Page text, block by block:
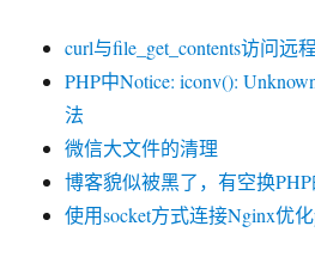
curl与file_get_contents访问远
PHP中Notice: iconv():
法
微信大文件的清理
博客貌似被黑了，有空换PHP
使用socket方式连接Nginx优